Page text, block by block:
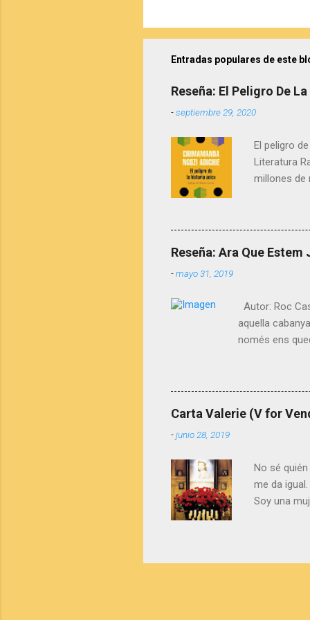
Entradas populares de este
Reseña: El Peligro De
-septiembre 29, 2020
El peligro
Literatura
millones de
discurso
riqueza de
filósofa
un relato
Reseña: Ara Que
-mayo 31, 2019
Autor: Roc
aquella
només ens
mar, "la
Una mirada
d'amor.
disponible en
Carta Valerie (V for
-junio 28, 2019
No sé
me da
Soy una
estábamos